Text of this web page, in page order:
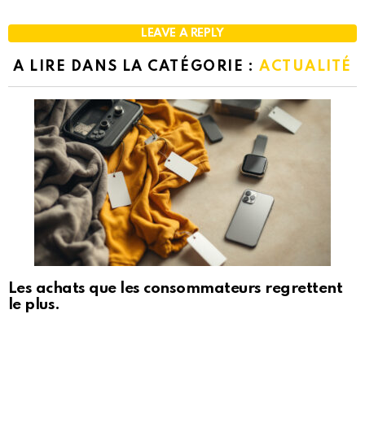
LEAVE A REPLY
A LIRE DANS LA CATÉGORIE : ACTUALITÉ
Les achats que les consommateurs regrettent
le plus.